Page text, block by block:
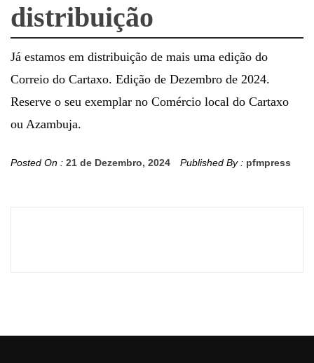
distribuição
Já estamos em distribuição de mais uma edição do
Correio do Cartaxo. Edição de Dezembro de 2024.
Reserve o seu exemplar no Comércio local do Cartaxo
ou Azambuja.
Posted On : 21 de Dezembro, 2024 Published By : pfmpress